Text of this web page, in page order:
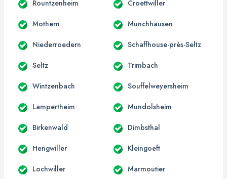
Rountzenheim Croettwiller
Mothern Munchhausen
Niederroedern Schaffhouse-près-Seltz
Seltz Trimbach
Wintzenbach Souffelweyersheim
Lampertheim Mundolsheim
Birkenwald Dimbsthal
Hengwiller Kleingoeft
Lochwiller Marmoutier